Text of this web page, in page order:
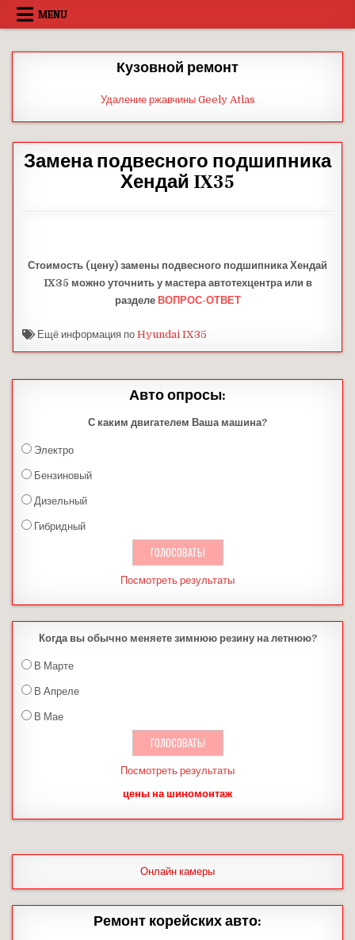
Skip
MENU
Кузовной ремонт
Удаление ржавчины Geely Atlas
Замена подвесного подшипника
Хендай IX35
Стоимость (цену) замены подвесного подшипника Хендай
IX35 можно уточнить у мастера автотехцентра или в
разделе ВОПРОС-ОТВЕТ
Ещё информация поHyundai IX35
Авто опросы:
С каким двигателем Ваша машина?
Электро
Бензиновый
Дизельный
Гибридный
Посмотреть результаты
Когда вы обычно меняете зимнюю резину на летнюю?
В Марте
В Апреле
В Мае
Посмотреть результаты
цены на шиномонтаж
Онлайн камеры
Ремонт корейских авто: